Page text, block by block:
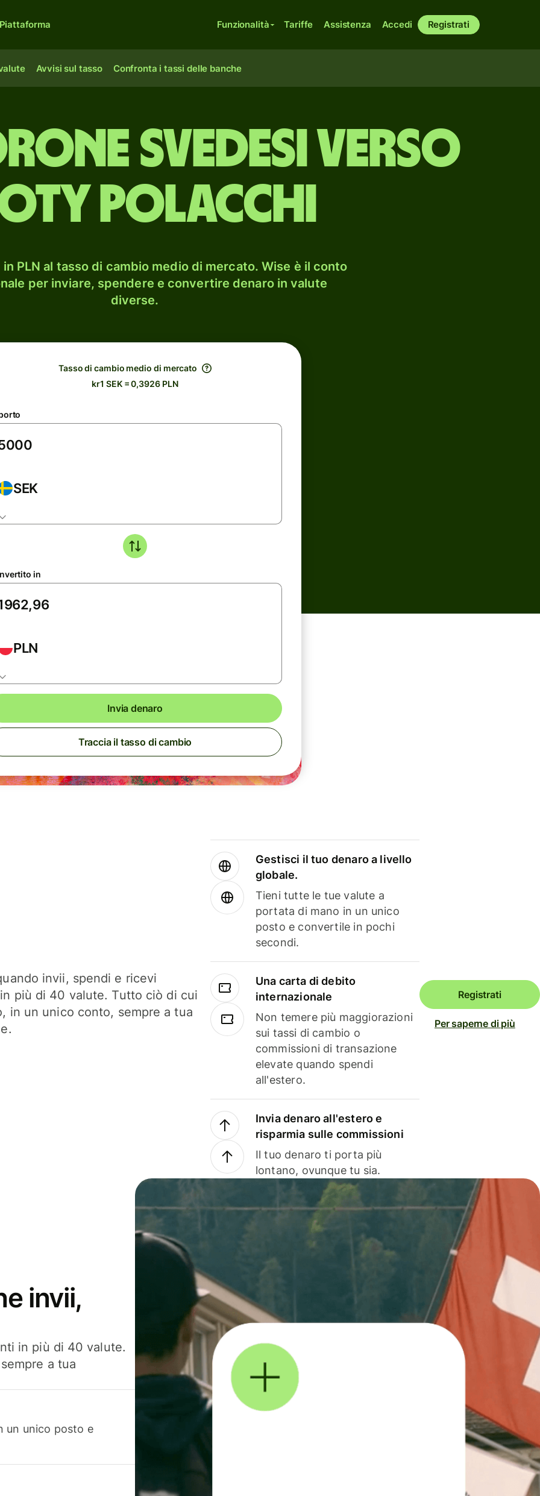
Funzionalità Tariffe Assistenza Accedi Registrati
Avvisi sul tasso Confronta i tassi delle banche
svedesi verso
polacchi
PLN al tasso di cambio medio di mercato. Wise è il conto
per inviare, spendere e convertire denaro in valute
diverse.
Tasso di cambio medio di mercato
kr1 SEK = 0,3926 PLN
SEK
in
PLN
Invia denaro
Traccia il tasso di cambio
invii, spendi e ricevi
più di 40 valute. Tutto ciò di cui
in un unico conto, sempre a tua
Gestisci il tuo denaro a livello
globale.
Tieni tutte le tue valute a
portata di mano in un unico
posto e convertile in pochi
secondi.
Una carta di debito
internazionale
Non temere più maggiorazioni
sui tassi di cambio o
commissioni di transazione
elevate quando spendi
all'estero.
Invia denaro all'estero e
risparmia sulle commissioni
Il tuo denaro ti porta più
lontano, ovunque tu sia.
Registrati
Per saperne di più
invii,
in più di 40 valute.
a tua
un unico posto e